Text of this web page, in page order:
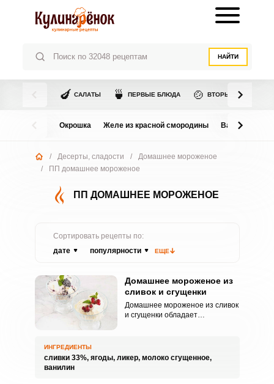
НАЙТИ
🍆 САЛАТЫ 🍵 ПЕРВЫЕ БЛЮДА 🍲 ВТОРЫЕ БЛЮДА
Окрошка Желе из красной смородины Варенье из
/ Десерты, сладости /
Домашнее мороженое
/
ПП домашнее мороженое
ПП ДОМАШНЕЕ МОРОЖЕНОЕ
Сортировать рецепты по:
дате
популярности ЕЩЕ
Домашнее мороженое из
сливок и сгущенки
Домашнее мороженое из сливок
и сгущенки обладает
ИНГРЕДИЕНТЫ
сливки 33%, ягоды, ликер, молоко сгущенное,
ванилин